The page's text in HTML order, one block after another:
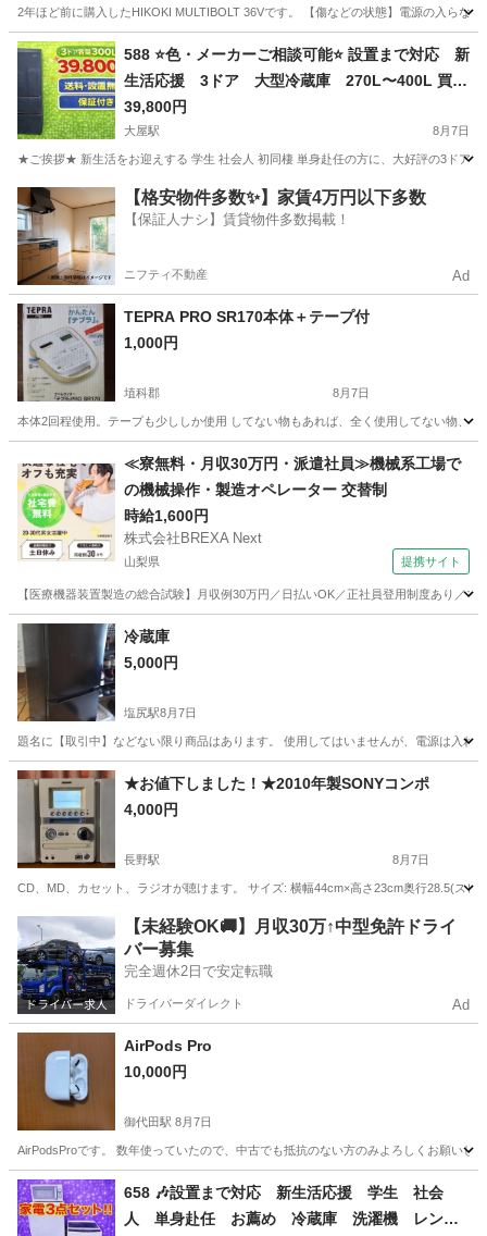
2年ほど前に購入したHIKOKI MULTIBOLT 36Vです。 【傷などの状態】電源の入らな
長野 下伊那郡 市田駅 生活家電 HIKOKI
588 ⭐️色・メーカーご相談可能⭐️ 設置まで対応 新
生活応援 3ドア 大型冷蔵庫 270L〜400L 買い
替え
39,800円
大屋駅 8月7日
★ご挨拶★ 新生活をお迎えする 学生 社会人 初同棲 単身赴任の方に、大好評の3ドア
長野 上田市 大屋駅 キッチン家電 商品
【格安物件多数✨】家賃4万円以下多数
【保証人ナシ】賃貸物件多数掲載！
ニフティ不動産 Ad
TEPRA PRO SR170本体＋テープ付
1,000円
埴科郡 8月7日
本体2回程使用。テープも少ししか使用 してない物もあれば、全く使用してない物、
家電
≪寮無料・月収30万円・派遣社員≫機械系工場で
の機械操作・製造オペレーター 交替制
時給1,600円
株式会社BREXA Next
山梨県 提携サイト
【医療機器装置製造の総合試験】月収例30万円／日払いOK／正社員登用制度あり
山梨 その他
冷蔵庫
5,000円
塩尻駅8月7日
題名に【取引中】などない限り商品はあります。 使用してはいませんが、電源は入
長野 塩尻市 塩尻駅 キッチン家電
★お値下しました！★2010年製SONYコンポ
4,000円
長野駅 8月7日
CD、MD、カセット、ラジオが聴けます。 サイズ: 横幅44cm×高さ23cm奥行28.5(ス
長野市 長野駅 オーディオ
【未経験OK🚚】月収30万↑中型免許ドライ
バー募集
完全週休2日で安定転職
ドライバーダイレクト Ad
AirPods Pro
10,000円
御代田駅 8月7日
AirPodsProです。 数年使っていたので、中古でも抵抗のない方のみよろしくお願いし
長野 北佐久郡 御代田駅 オーディオ
658 🎶設置まで対応 新生活応援 学生 社会
人 単身赴任 お薦め 冷蔵庫 洗濯機 レン